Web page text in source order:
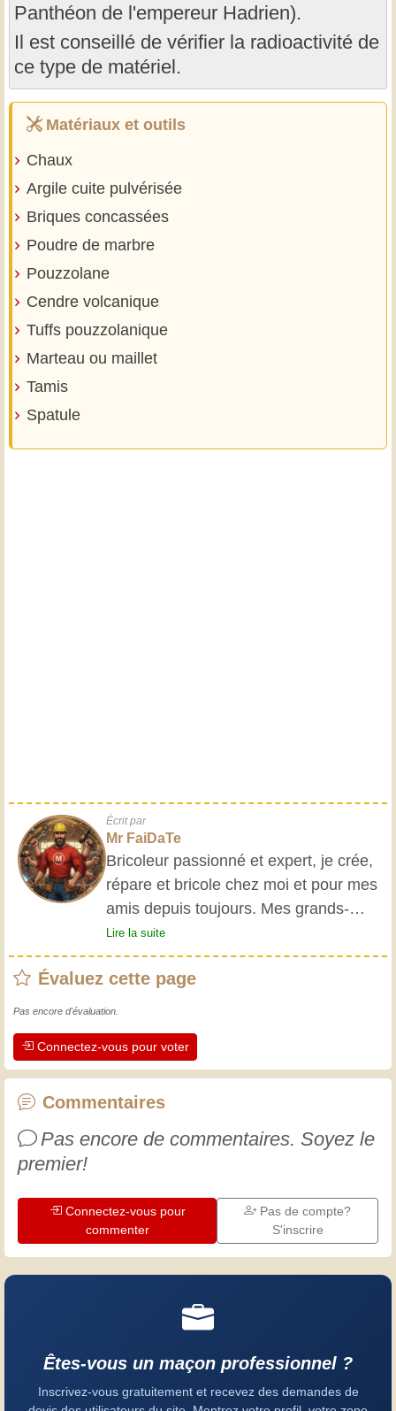
Panthéon de l'empereur Hadrien).
Il est conseillé de vérifier la radioactivité de
ce type de matériel.
Matériaux et outils
Chaux
Argile cuite pulvérisée
Briques concassées
Poudre de marbre
Pouzzolane
Cendre volcanique
Tuffs pouzzolanique
Marteau ou maillet
Tamis
Spatule
Écrit par
Mr FaiDaTe
Bricoleur passionné et expert, je crée,
répare et bricole chez moi et pour mes
amis depuis toujours. Mes grands-
parents m'ont initié très jeune, et
depuis, j'ai acquis une riche expérience.
L'expérience est essentielle ! Elle nous
professionnels. Apprenons ensemble ;
chaque jour est une occasion de
progresser. Amusez-vous bien !
Lire la suite
Évaluez cette page
Pas encore d'évaluation.
Connectez-vous pour voter
Commentaires
Pas encore de commentaires. Soyez le
premier!
Connectez-vous pour
commenter
Pas de compte?
S'inscrire
Êtes-vous un maçon professionnel ?
Inscrivez-vous gratuitement et recevez des demandes de